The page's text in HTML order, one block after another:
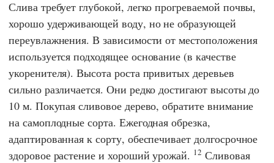
Слива требует глубокой, легко прогреваемой почвы,
хорошо удерживающей воду, но не образующей
переувлажнения. В зависимости от местоположения
используется подходящее основание (в качестве
укоренителя). Высота роста привитых деревьев
сильно различается. Они редко достигают высоты до
10 м. Покупая сливовое дерево, обратите внимание
на самоплодные сорта. Ежегодная обрезка,
адаптированная к сорту, обеспечивает долгосрочное
здоровое растение и хороший урожай. 12 Сливовая